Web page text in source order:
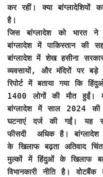
कर रहीं। क्या बांग्लादेशियों
है।
जिस बांग्लादेश को भारत
बांग्लादेश में पाकिस्तान की
बांग्लादेश में शेख हसीना
व्यवसायों, और मंदिरों पर
रिपोर्ट में बताया गया कि
1400 लोगों की मौत हुईं।
बांग्लादेश में साल 2024
घटनाएं दर्ज की गईं।
फीसदी अधिक है। बांग्लादेश
के खिलाफ बढ़ता अतिवाद
मुल्कों में हिंदुओं के खिलाफ
विभानकारी नीति है।